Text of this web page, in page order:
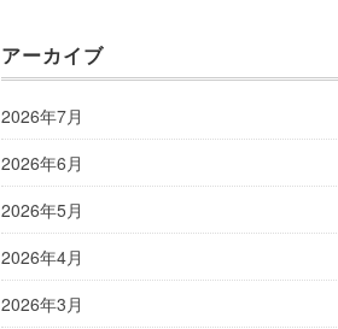
アーカイブ
2026年7月
2026年6月
2026年5月
2026年4月
2026年3月